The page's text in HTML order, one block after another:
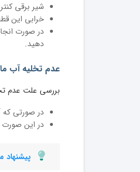
شیر برقی
خرابی این
در صورت
دهید.
عدم تخلیه آب
بررسی علت عدم
در صورتی که
در این صورت